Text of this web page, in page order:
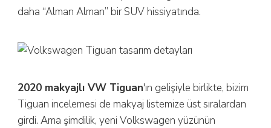
daha “Alman Alman” bir SUV hissiyatında.
2020 makyajlı VW Tiguan'ın gelişiyle birlikte, bizim
Tiguan incelemesi de makyaj listemize üst sıralardan
girdi. Ama şimdilik, yeni Volkswagen yüzünün